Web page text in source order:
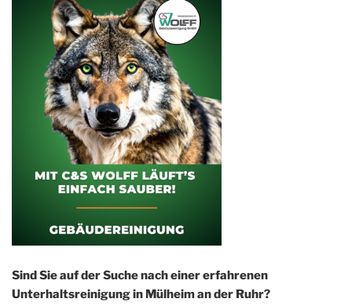
Sind Sie auf der Suche nach einer erfahrenen
Unterhaltsreinigung in Mülheim an der Ruhr?